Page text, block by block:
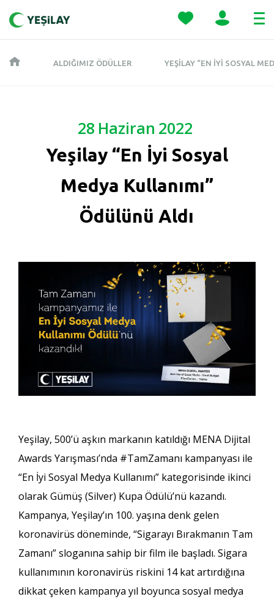
ALDIĞIMIZ ÖDÜLLER YEŞILAY “EN İYI SOSYAL
28 Haziran 2022
Yeşilay “En İyi Sosyal
Medya Kullanımı”
Ödülünü Aldı
Yeşilay, 500’ü aşkın markanın katıldığı MENA Dijital
Awards Yarışması’nda #TamZamanı kampanyası ile
“En İyi Sosyal Medya Kullanımı” kategorisinde ikinci
olarak Gümüş (Silver) Kupa Ödülü’nü kazandı.
Kampanya, Yeşilay’ın 100. yaşına denk gelen
koronavirüs döneminde, “Sigarayı Bırakmanın Tam
Zamanı” sloganına sahip bir film ile başladı. Sigara
kullanımının koronavirüs riskini 14 kat artırdığına
dikkat çeken kampanya yıl boyunca sosyal medya